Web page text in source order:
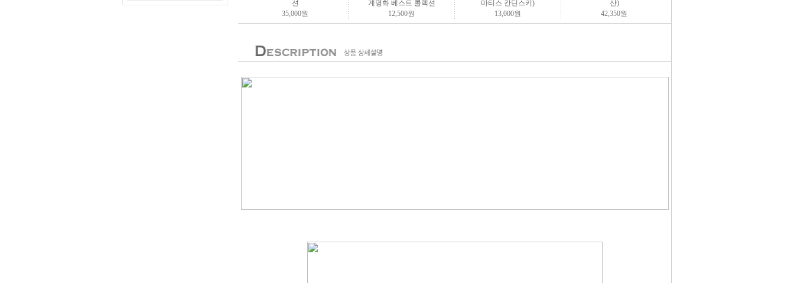
션
계명화 베스트 콜렉션
마티스 칸딘스키)
산)
35,000원 12,500원 13,000원 42,350원